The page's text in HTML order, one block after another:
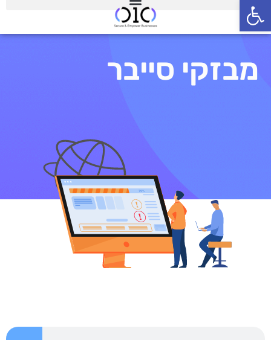
פתח סרגל נגישות
מבזקי סייבר
מבזקי סייבר